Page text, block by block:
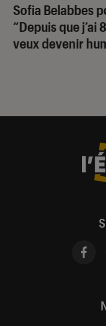
Sofia Belabbes
“Depuis que j’ai
veux devenir